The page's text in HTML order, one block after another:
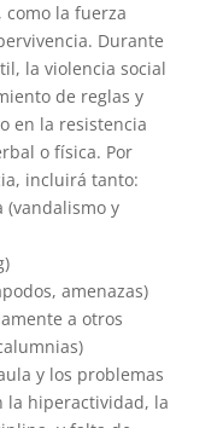
como la fuerza
Durante
la violencia social
de reglas y
en la resistencia
o física. Por
incluirá tanto:
(vandalismo y
amenazas)
a otros
y los problemas
la hiperactividad, la